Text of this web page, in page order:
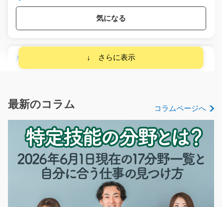
気になる
半導体製装置用に使う部品の組立/t03_01069
長期（3ヶ月以上）
熊本県玉名郡南関町
気になる
商品の仕分け作業/i02_01490
最新のコラム コラムページへ